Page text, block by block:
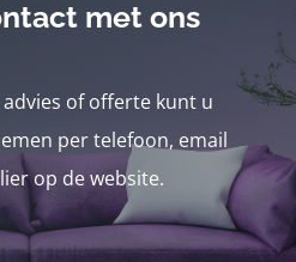
met ons
of offerte kunt u
per telefoon, email
op de website.